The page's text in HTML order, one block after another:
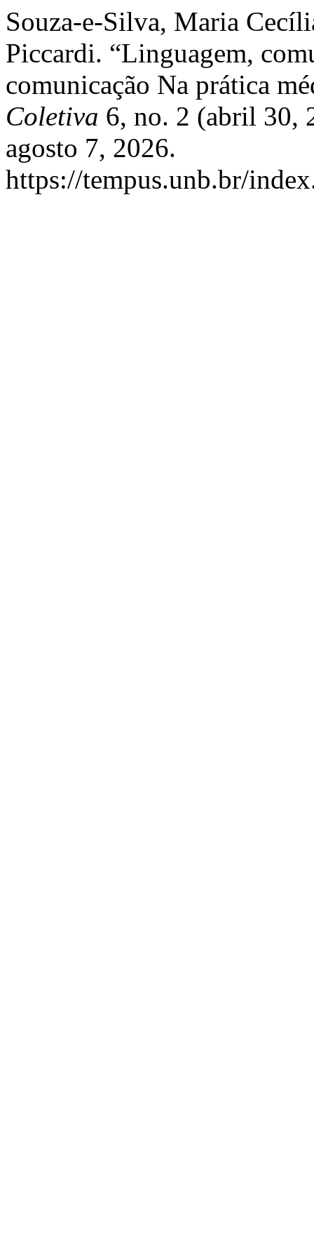
Souza-e-Silva, Maria
Piccardi. “Linguagem,
comunicação Na prática
Coletiva 6, no. 2 (abril 30,
agosto 7, 2026.
https://tempus.unb.br/